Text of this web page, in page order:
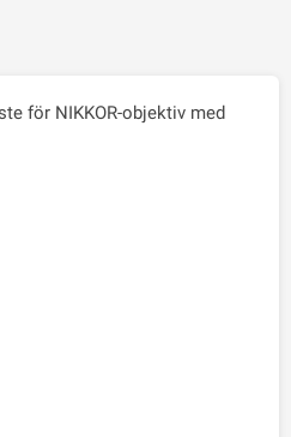
för NIKKOR-objektiv med